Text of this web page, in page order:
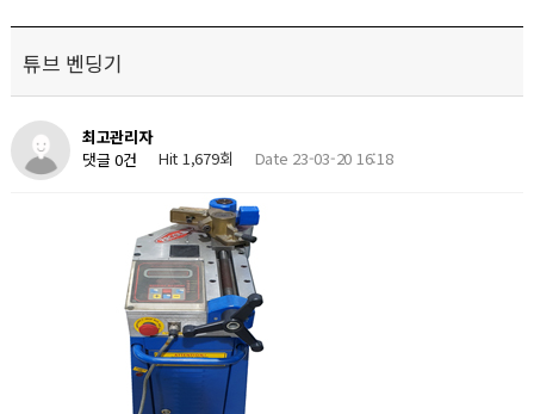
튜브 벤딩기
최고관리자
댓글 0건
Hit 1,679회 Date 23-03-20 16:18